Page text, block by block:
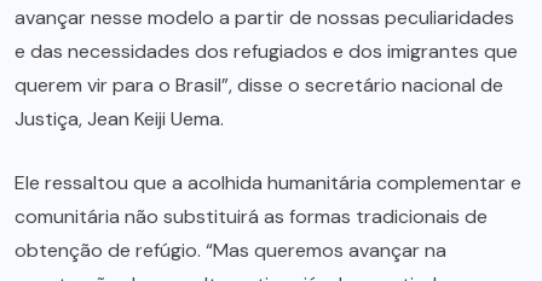
avançar nesse modelo a partir de nossas peculiaridades
e das necessidades dos refugiados e dos imigrantes que
querem vir para o Brasil”, disse o secretário nacional de
Justiça, Jean Keiji Uema.
Ele ressaltou que a acolhida humanitária complementar e
comunitária não substituirá as formas tradicionais de
obtenção de refúgio. “Mas queremos avançar na